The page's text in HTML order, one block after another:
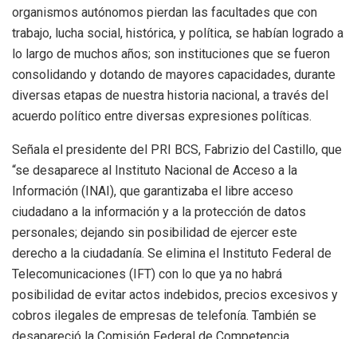
organismos autónomos pierdan las facultades que con
trabajo, lucha social, histórica, y política, se habían logrado a
lo largo de muchos años; son instituciones que se fueron
consolidando y dotando de mayores capacidades, durante
diversas etapas de nuestra historia nacional, a través del
acuerdo político entre diversas expresiones políticas.
Señala el presidente del PRI BCS, Fabrizio del Castillo, que
“se desaparece al Instituto Nacional de Acceso a la
Información (INAI), que garantizaba el libre acceso
ciudadano a la información y a la protección de datos
personales; dejando sin posibilidad de ejercer este
derecho a la ciudadanía. Se elimina el Instituto Federal de
Telecomunicaciones (IFT) con lo que ya no habrá
posibilidad de evitar actos indebidos, precios excesivos y
cobros ilegales de empresas de telefonía. También se